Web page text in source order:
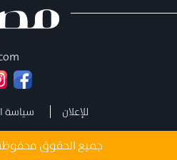
للإعلان سياسة
جميع الحقوق